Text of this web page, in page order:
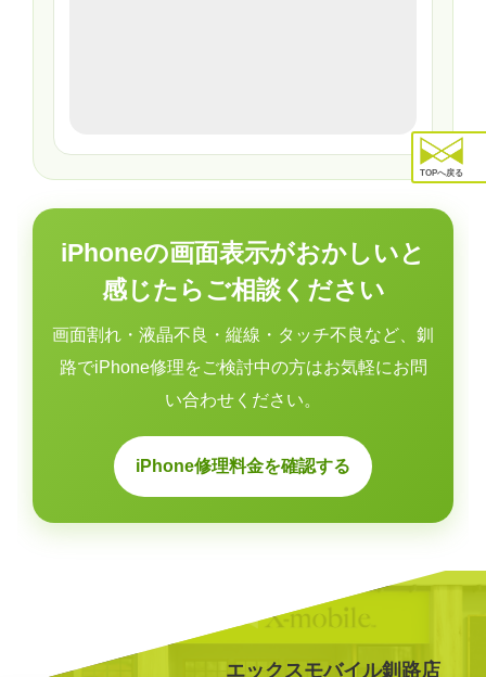
iPhoneの画面表示がおかしいと
感じたらご相談ください
画面割れ・液晶不良・縦線・タッチ不良など、釧
路でiPhone修理をご検討中の方はお気軽にお問
い合わせください。
iPhone修理料金を確認する
エックスモバイル釧路店
TOPへ戻る